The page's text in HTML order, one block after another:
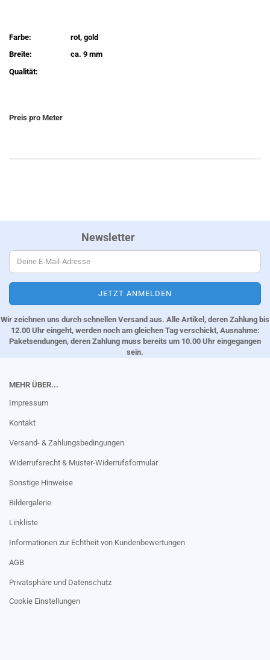
Farbe:
rot, gold
Breite:
ca. 9 mm
Qualität:
Preis pro Meter
Newsletter
Wir zeichnen uns durch schnellen Versand aus. Alle Artikel, deren Zahlung bis
12.00 Uhr eingeht, werden noch am gleichen Tag verschickt, Ausnahme:
Paketsendungen, deren Zahlung muss bereits um 10.00 Uhr eingegangen
sein.
MEHR ÜBER...
Impressum
Kontakt
Versand- & Zahlungsbedingungen
Widerrufsrecht & Muster-Widerrufsformular
Sonstige Hinweise
Bildergalerie
Linkliste
Informationen zur Echtheit von Kundenbewertungen
AGB
Privatsphäre und Datenschutz
Cookie Einstellungen